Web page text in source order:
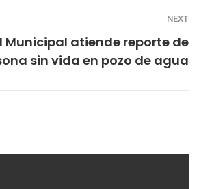
NEXT
Municipal atiende reporte de
sin vida en pozo de agua